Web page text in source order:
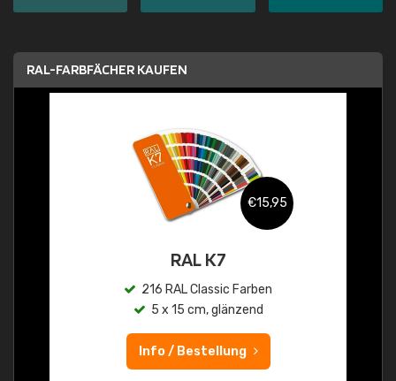
RAL-FARBFÄCHER KAUFEN
€15,95
RAL K7
216 RAL Classic Farben
5 x 15 cm, glänzend
Info / Bestellung